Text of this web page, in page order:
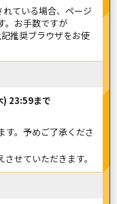
ている場合、ページ
お手数ですが
推奨ブラウザをお使
) 23:59まで
す。予めご了承くださ
せていただきます。